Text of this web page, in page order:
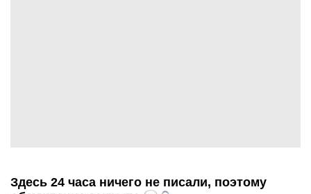
Здесь 24 часа ничего не писали, поэтому